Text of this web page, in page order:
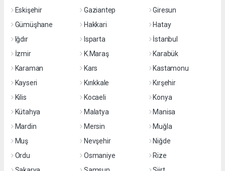
Eskişehir
Gaziantep
Giresun
Gümüşhane
Hakkari
Hatay
Iğdır
Isparta
İstanbul
İzmir
K.Maraş
Karabük
Karaman
Kars
Kastamonu
Kayseri
Kırıkkale
Kırşehir
Kilis
Kocaeli
Konya
Kütahya
Malatya
Manisa
Mardin
Mersin
Muğla
Muş
Nevşehir
Niğde
Ordu
Osmaniye
Rize